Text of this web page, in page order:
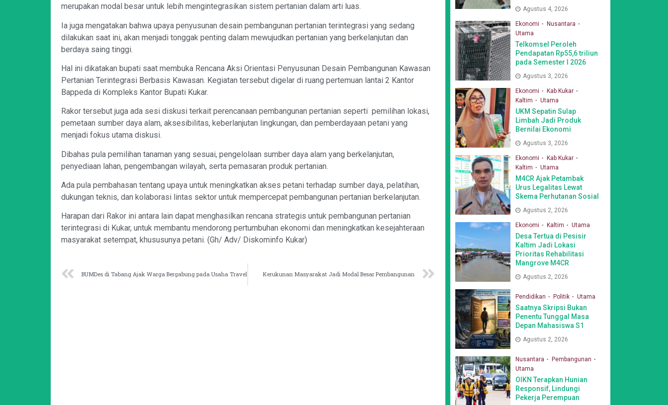
merupakan modal besar untuk lebih mengintegrasikan sistem pertanian dalam arti luas.
Ia juga mengatakan bahwa upaya penyusunan desain pembangunan pertanian terintegrasi yang sedang
dilakukan saat ini, akan menjadi tonggak penting dalam mewujudkan pertanian yang berkelanjutan dan
berdaya saing tinggi.
Hal ini dikatakan bupati saat membuka Rencana Aksi Orientasi Penyusunan Desain Pembangunan Kawasan
Pertanian Terintegrasi Berbasis Kawasan. Kegiatan tersebut digelar di ruang pertemuan lantai 2 Kantor
Bappeda di Kompleks Kantor Bupati Kukar.
Rakor tersebut juga ada sesi diskusi terkait perencanaan pembangunan pertanian seperti pemilihan lokasi,
pemetaan sumber daya alam, aksesibilitas, keberlanjutan lingkungan, dan pemberdayaan petani yang
menjadi fokus utama diskusi.
Dibahas pula pemilihan tanaman yang sesuai, pengelolaan sumber daya alam yang berkelanjutan,
penyediaan lahan, pengembangan wilayah, serta pemasaran produk pertanian.
Ada pula pembahasan tentang upaya untuk meningkatkan akses petani terhadap sumber daya, pelatihan,
dukungan teknis, dan kolaborasi lintas sektor untuk mempercepat pembangunan pertanian berkelanjutan.
Harapan dari Rakor ini antara lain dapat menghasilkan rencana strategis untuk pembangunan pertanian
terintegrasi di Kukar, untuk membantu mendorong pertumbuhan ekonomi dan meningkatkan kesejahteraan
masyarakat setempat, khususunya petani. (Gh/ Adv/ Diskominfo Kukar)
BUMDes di Tabang Ajak Warga Bergabung pada Usaha Travel Kerukunan Masyarakat Jadi Modal Besar Pembangunan
Agustus 4, 2026
Ekonomi
Nusantara
Utama
Telkomsel Peroleh
Pendapatan Rp55,6 triliun
pada Semester I 2026
Agustus 3, 2026
Ekonomi
Kab Kukar
Kaltim
Utama
UKM Sepatin Sulap
Limbah Jadi Produk
Bernilai Ekonomi
Agustus 3, 2026
Ekonomi
Kab Kukar
Kaltim
Utama
M4CR Ajak Petambak
Urus Legalitas Lewat
Skema Perhutanan Sosial
Agustus 2, 2026
Ekonomi Kaltim Utama
Desa Tertua di Pesisir
Kaltim Jadi Lokasi
Prioritas Rehabilitasi
Mangrove M4CR
Agustus 2, 2026
Pendidikan Politik Utama
Saatnya Skripsi Bukan
Penentu Tunggal Masa
Depan Mahasiswa S1
Agustus 2, 2026
Nusantara
Pembangunan
Utama
OIKN Terapkan Hunian
Responsif, Lindungi
Pekerja Perempuan